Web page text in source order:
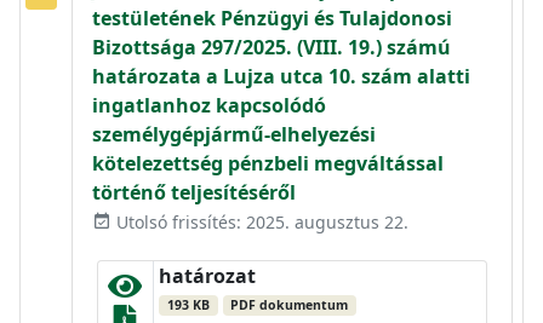
testületének Pénzügyi és Tulajdonosi
Bizottsága 297/2025. (VIII. 19.) számú
határozata a Lujza utca 10. szám alatti
ingatlanhoz kapcsolódó
személygépjármű-elhelyezési
kötelezettség pénzbeli megváltással
történő teljesítéséről
event_available Utolsó frissítés: 2025. augusztus 22.
határozat
193 KB PDF dokumentum